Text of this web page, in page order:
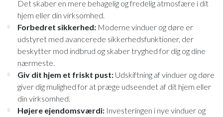
Det skaber en mere behagelig og fredelig atmosfære i dit
hjem eller din virksomhed.
Forbedret sikkerhed: Moderne vinduer og døre er
udstyret med avancerede sikkerhedsfunktioner, der
beskytter mod indbrud og skaber tryghed for dig og dine
nærmeste.
Giv dit hjem et friskt pust: Udskiftning af vinduer og døre
giver dig mulighed for at præge udseendet af dit hjem eller
din virksomhed.
Højere ejendomsværdi: Investeringen i nye vinduer og